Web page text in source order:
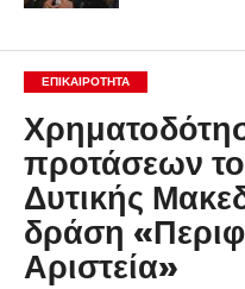
ΕΠΙΚΑΙΡΟΤΗΤΑ
προτάσεων
Δυτικής
δράση
Αριστεία»